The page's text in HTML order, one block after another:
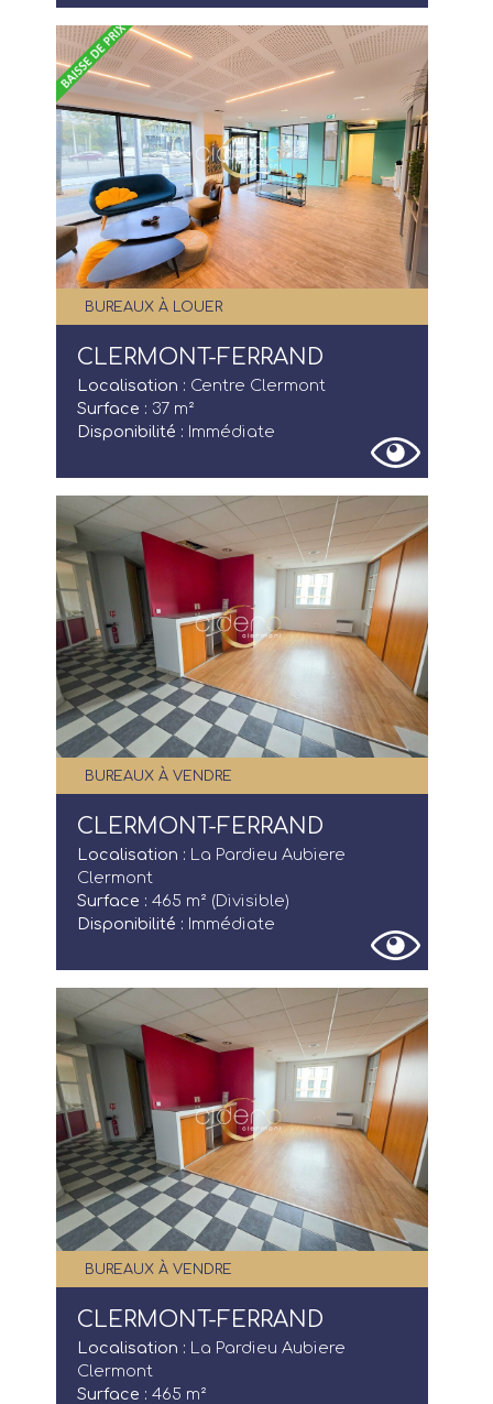
BUREAUX À LOUER
CLERMONT-FERRAND
Localisation : Centre Clermont
Surface : 37 m²
Disponibilité : Immédiate
BUREAUX À VENDRE
CLERMONT-FERRAND
Localisation :
La Pardieu Aubiere
Clermont
Surface : 465 m² (Divisible)
Disponibilité : Immédiate
BUREAUX À VENDRE
CLERMONT-FERRAND
Localisation : La Pardieu Aubiere
Clermont
Surface : 465 m²